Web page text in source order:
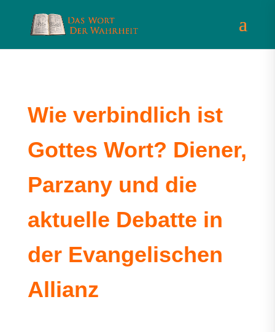
Wie verbindlich ist
Gottes Wort? Diener,
Parzany und die
aktuelle Debatte in
der Evangelischen
Allianz